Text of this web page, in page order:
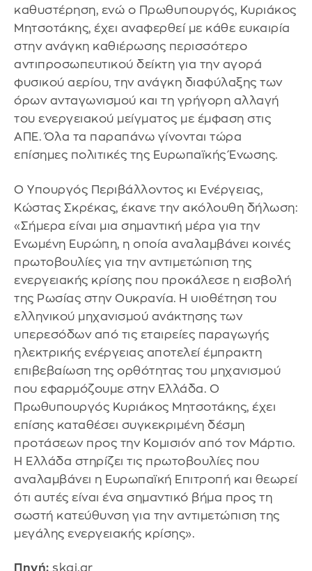
καθυστέρηση, ενώ ο Πρωθυπουργός, Κυριάκος
Μητσοτάκης, έχει αναφερθεί με κάθε ευκαιρία
στην ανάγκη καθιέρωσης περισσότερο
αντιπροσωπευτικού δείκτη για την αγορά
φυσικού αερίου, την ανάγκη διαφύλαξης των
όρων ανταγωνισμού και τη γρήγορη αλλαγή
του ενεργειακού μείγματος με έμφαση στις
ΑΠΕ. Όλα τα παραπάνω γίνονται τώρα
επίσημες πολιτικές της Ευρωπαϊκής Ένωσης.
Ο Υπουργός Περιβάλλοντος κι Ενέργειας,
Κώστας Σκρέκας, έκανε την ακόλουθη δήλωση:
«Σήμερα είναι μια σημαντική μέρα για την
Ενωμένη Ευρώπη, η οποία αναλαμβάνει κοινές
πρωτοβουλίες για την αντιμετώπιση της
ενεργειακής κρίσης που προκάλεσε η εισβολή
της Ρωσίας στην Ουκρανία. Η υιοθέτηση του
ελληνικού μηχανισμού ανάκτησης των
υπερεσόδων από τις εταιρείες παραγωγής
ηλεκτρικής ενέργειας αποτελεί έμπρακτη
επιβεβαίωση της ορθότητας του μηχανισμού
που εφαρμόζουμε στην Ελλάδα. Ο
Πρωθυπουργός Κυριάκος Μητσοτάκης, έχει
επίσης καταθέσει συγκεκριμένη δέσμη
προτάσεων προς την Κομισιόν από τον Μάρτιο.
Η Ελλάδα στηρίζει τις πρωτοβουλίες που
αναλαμβάνει η Ευρωπαϊκή Επιτροπή και θεωρεί
ότι αυτές είναι ένα σημαντικό βήμα προς τη
σωστή κατεύθυνση για την αντιμετώπιση της
μεγάλης ενεργειακής κρίσης».
Πηγή: skai.gr